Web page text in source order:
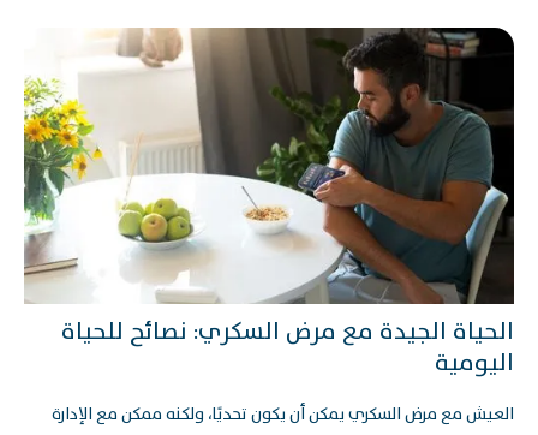
الحياة الجيدة مع مرض السكري: نصائح للحياة
اليومية
العيش مع مرض السكري يمكن أن يكون تحديًا، ولكنه ممكن مع الإدارة